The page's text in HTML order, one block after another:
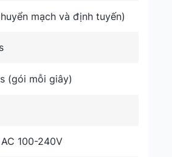
mạch và định tuyến)
(gói mỗi giây)
100-240V